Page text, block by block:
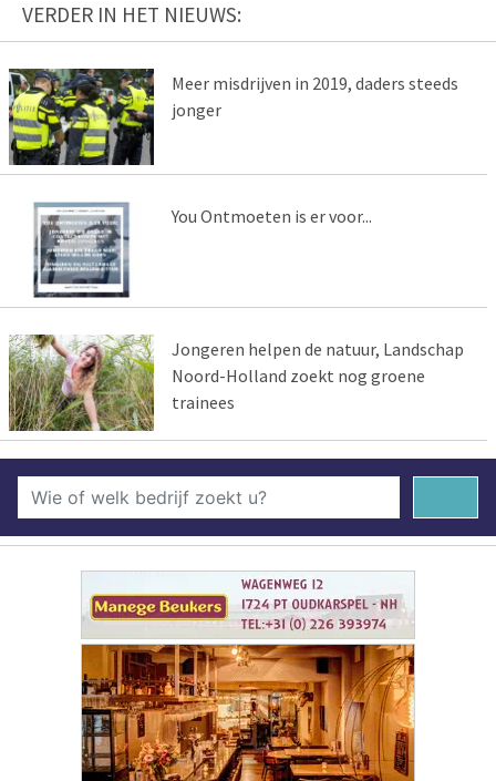
VERDER IN HET NIEUWS:
Meer misdrijven in 2019, daders steeds
jonger
You Ontmoeten is er voor...
Jongeren helpen de natuur, Landschap
Noord-Holland zoekt nog groene
trainees